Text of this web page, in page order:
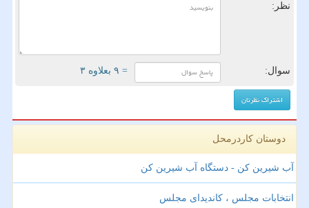
نظر:
سوال: = ۹ بعلاوه ۳
دوستان کاردرمحل
آب شیرین کن - دستگاه آب شیرین کن
انتخابات مجلس ، کاندیدای مجلس